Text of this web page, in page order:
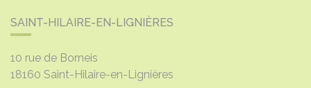
SAINT-HILAIRE-EN-LIGNIÈRES
10 rue de Borneis
18160 Saint-Hilaire-en-Lignières